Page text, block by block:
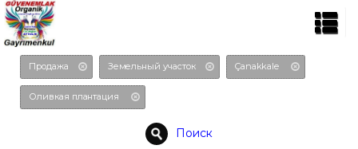
Продажа Земельный участок Çanakkale
Оливкая плантация
Поиск